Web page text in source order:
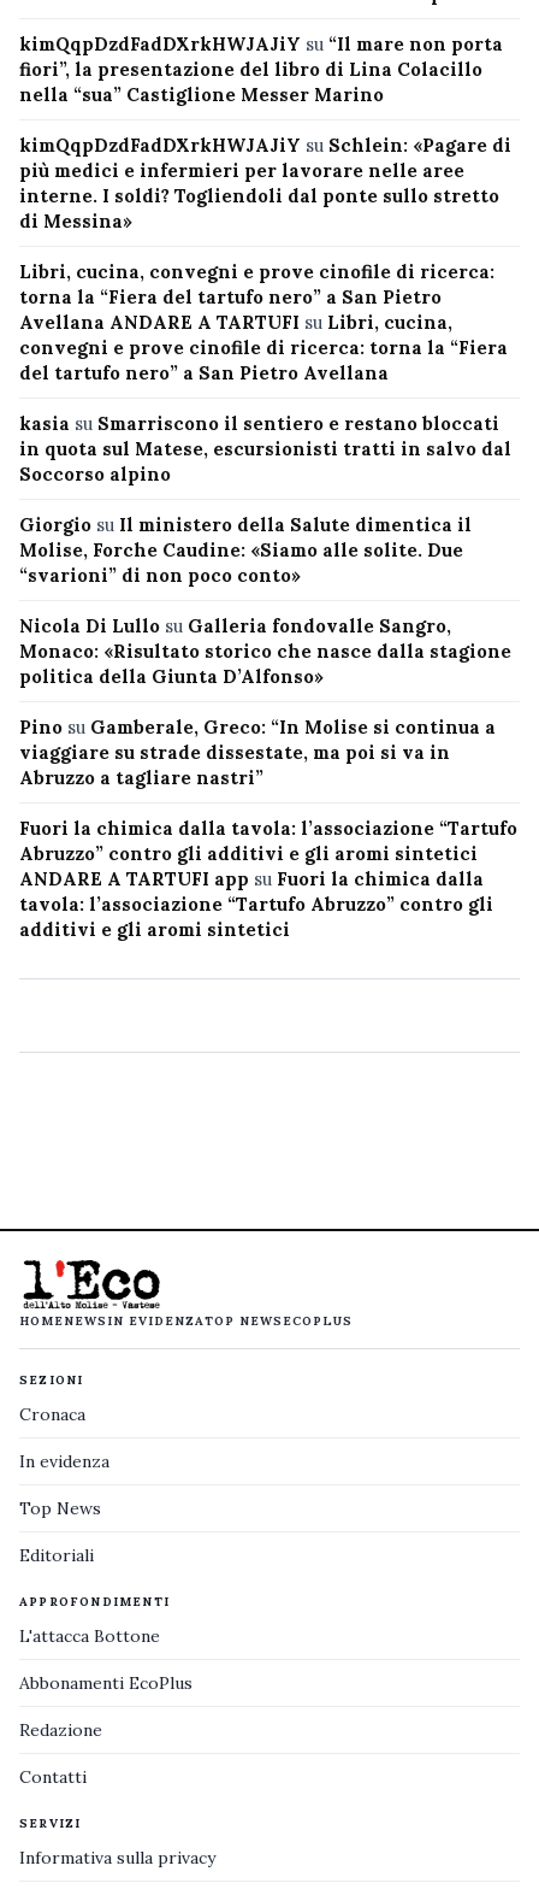
kimQqpDzdFadDXrkHWJAJiY su “Il mare non porta
fiori”, la presentazione del libro di Lina Colacillo
nella “sua” Castiglione Messer Marino
kimQqpDzdFadDXrkHWJAJiY su Schlein: «Pagare di
più medici e infermieri per lavorare nelle aree
interne. I soldi? Togliendoli dal ponte sullo stretto
di Messina»
Libri, cucina, convegni e prove cinofile di ricerca:
torna la “Fiera del tartufo nero” a San Pietro
Avellana ANDARE A TARTUFI su Libri, cucina,
convegni e prove cinofile di ricerca: torna la “Fiera
del tartufo nero” a San Pietro Avellana
kasia su Smarriscono il sentiero e restano bloccati
in quota sul Matese, escursionisti tratti in salvo dal
Soccorso alpino
Giorgio su Il ministero della Salute dimentica il
Molise, Forche Caudine: «Siamo alle solite. Due
“svarioni” di non poco conto»
Nicola Di Lullo su Galleria fondovalle Sangro,
Monaco: «Risultato storico che nasce dalla stagione
politica della Giunta D’Alfonso»
Pino su Gamberale, Greco: “In Molise si continua a
viaggiare su strade dissestate, ma poi si va in
Abruzzo a tagliare nastri”
Fuori la chimica dalla tavola: l’associazione “Tartufo
Abruzzo” contro gli additivi e gli aromi sintetici
ANDARE A TARTUFI app su Fuori la chimica dalla
tavola: l’associazione “Tartufo Abruzzo” contro gli
additivi e gli aromi sintetici
HOMENEWS IN EVIDENZATOP NEWS ECOPLUS
SEZIONI
Cronaca
In evidenza
Top News
Editoriali
APPROFONDIMENTI
L'attacca Bottone
Abbonamenti EcoPlus
Redazione
Contatti
SERVIZI
Informativa sulla privacy